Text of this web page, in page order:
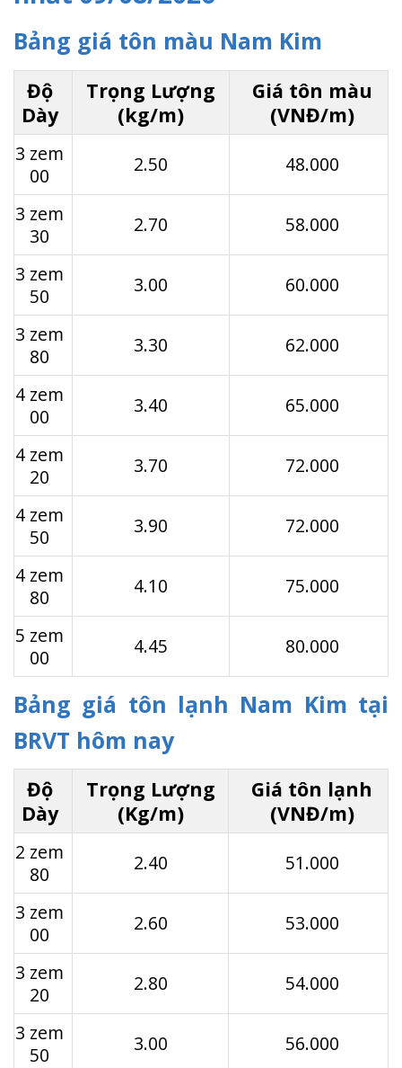
Bảng giá tôn màu Nam Kim
Độ
Dày
Trọng Lượng
(kg/m)
Giá tôn màu
(VNĐ/m)
3 zem
00
2.50 48.000
3 zem
30
2.70 58.000
3 zem
50
3.00 60.000
3 zem
80
3.30 62.000
4 zem
00
3.40 65.000
4 zem
20
3.70 72.000
4 zem
50
3.90 72.000
4 zem
80
4.10 75.000
5 zem
00
4.45 80.000
Bảng giá tôn lạnh Nam Kim tại
BRVT hôm nay
Độ
Dày
Trọng Lượng
(Kg/m)
Giá tôn lạnh
(VNĐ/m)
2 zem
80
2.40 51.000
3 zem
00
2.60 53.000
3 zem
20
2.80 54.000
3 zem
50
3.00 56.000